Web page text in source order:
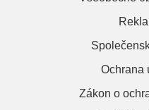
Ochrana
Zákon o